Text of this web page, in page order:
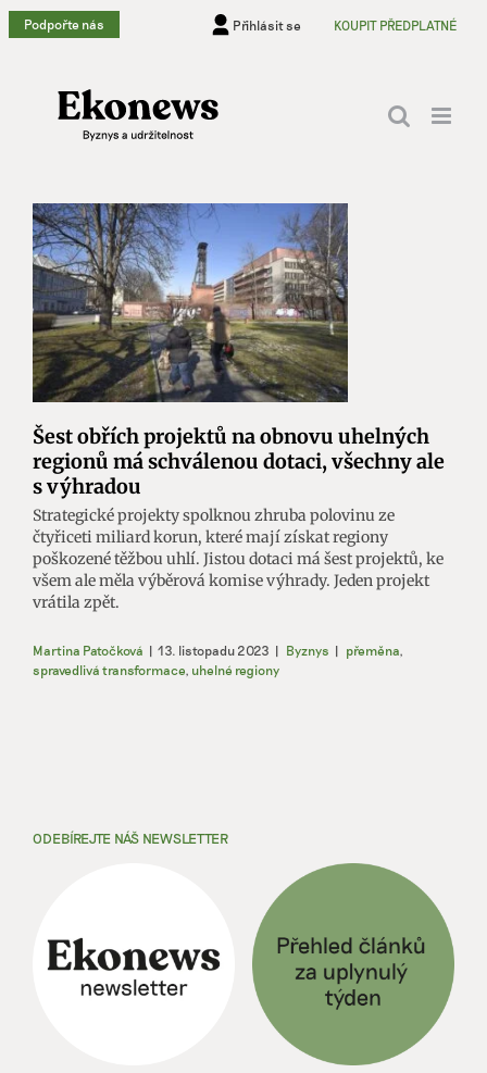
Přeskočit
na
Podpořte nás Přihlásit se KOUPIT PŘEDPLATNÉ
Šest obřích projektů na obnovu uhelných
regionů má schválenou dotaci, všechny ale
s výhradou
Strategické projekty spolknou zhruba polovinu ze
čtyřiceti miliard korun, které mají získat regiony
poškozené těžbou uhlí. Jistou dotaci má šest projektů, ke
všem ale měla výběrová komise výhrady. Jeden projekt
vrátila zpět.
Martina Patočková | 13. listopadu 2023 | Byznys | přeměna,
spravedlivá transformace, uhelné regiony
ODEBÍREJTE NÁŠ NEWSLETTER